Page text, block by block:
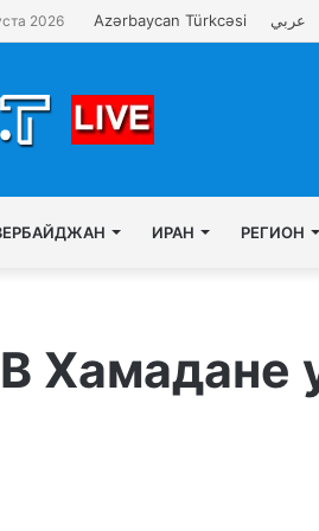
2026 Azərbaycan Türkcəsi عربي
ИРАН РЕГИОН
В Хамадане